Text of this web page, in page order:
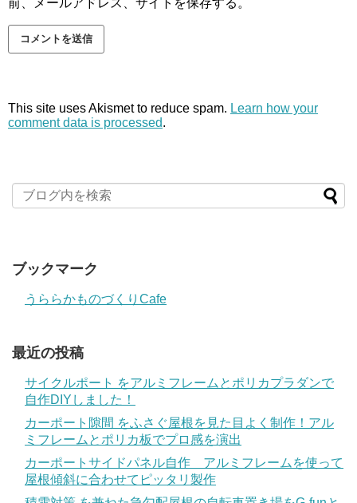
This site uses Akismet to reduce spam. Learn how your
comment data is processed.
ブックマーク
うららかものづくりCafe
最近の投稿
サイクルポート をアルミフレームとポリカプラダンで
自作DIYしました！
カーポート隙間 をふさぐ屋根を見た目よく制作！アル
ミフレームとポリカ板でプロ感を演出
カーポートサイドパネル自作 アルミフレームを使って
屋根傾斜に合わせてピッタリ製作